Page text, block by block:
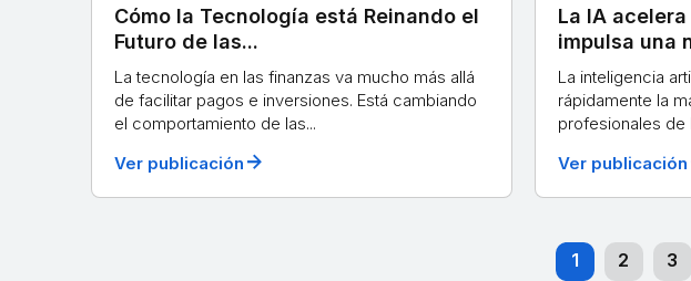
Cómo la Tecnología está Reinando el
Futuro de las...
La tecnología en las finanzas va mucho más allá
de facilitar pagos e inversiones. Está cambiando
el comportamiento de las...
Ver publicación arrow_forward
La IA
impulsa una
La inteligencia
rápidamente la
profesionales de
Ver publicación
1(current)
2 3